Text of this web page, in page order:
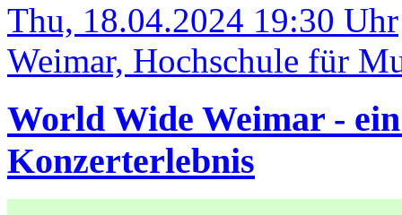
Thu, 18.04.2024 19:30 Uhr
Weimar, Hochschule für
World Wide Weimar -
Konzerterlebnis